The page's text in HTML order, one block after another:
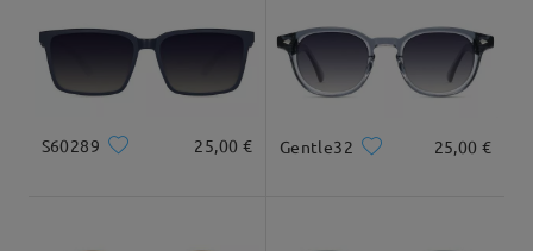
S60289 25,00 € Gentle32 25,00 €